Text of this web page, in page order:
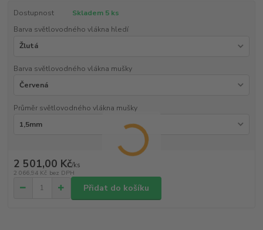
Dostupnost
Skladem 5 ks
Barva světlovodného vlákna hledí
Barva světlovodného vlákna mušky
Průměr světlovodného vlákna mušky
2 501,00 Kč/ks
2 066,94 Kč bez DPH
Přidat do košíku